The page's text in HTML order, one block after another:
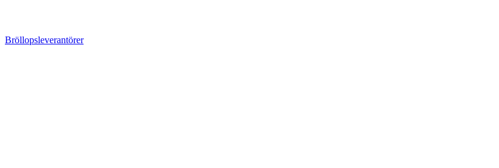
Bröllopsleverantörer